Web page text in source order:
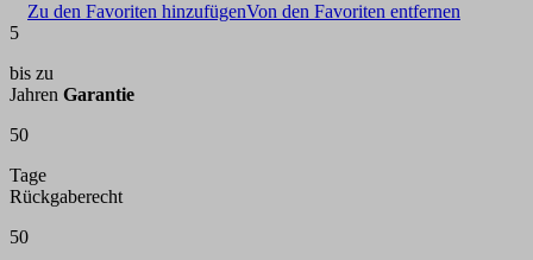
Zu den Favoriten hinzufügenVon den Favoriten entfernen
5
bis zu
Jahren Garantie
50
Tage
Rückgaberecht
50